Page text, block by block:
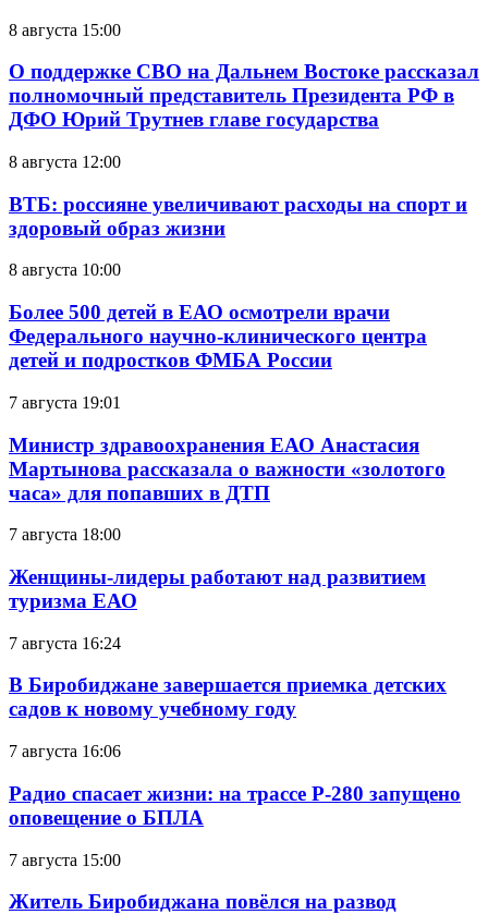
8 августа 15:00
О поддержке СВО на Дальнем Востоке рассказал
полномочный представитель Президента РФ в
ДФО Юрий Трутнев главе государства
8 августа 12:00
ВТБ: россияне увеличивают расходы на спорт и
здоровый образ жизни
8 августа 10:00
Более 500 детей в ЕАО осмотрели врачи
Федерального научно-клинического центра
детей и подростков ФМБА России
7 августа 19:01
Министр здравоохранения ЕАО Анастасия
Мартынова рассказала о важности «золотого
часа» для попавших в ДТП
7 августа 18:00
Женщины-лидеры работают над развитием
туризма ЕАО
7 августа 16:24
В Биробиджане завершается приемка детских
садов к новому учебному году
7 августа 16:06
Радио спасает жизни: на трассе Р-280 запущено
оповещение о БПЛА
7 августа 15:00
Житель Биробиджана повёлся на развод